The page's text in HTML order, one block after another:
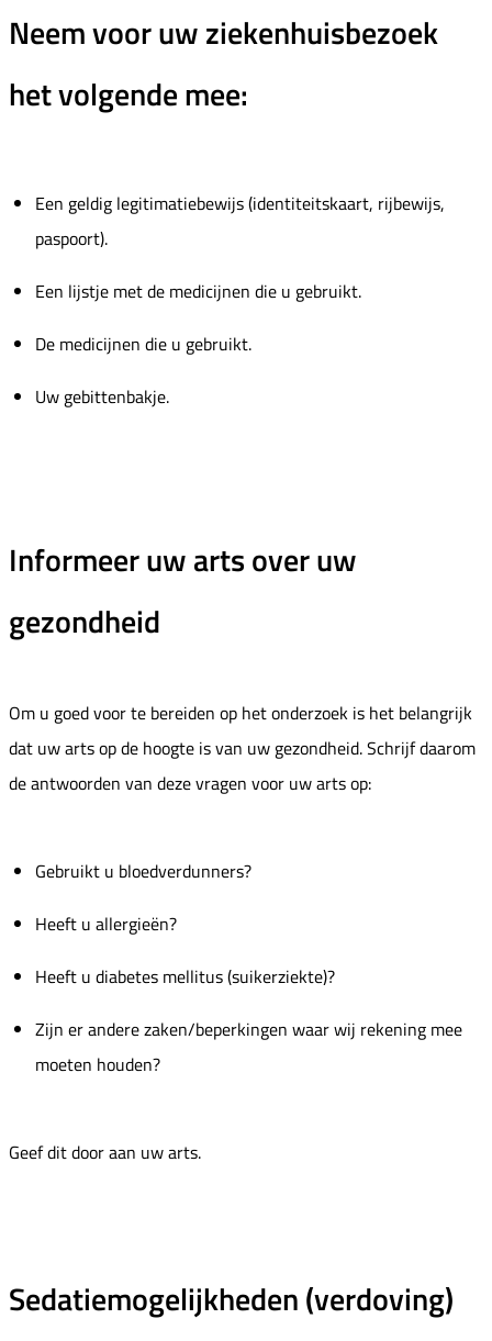
Neem voor uw ziekenhuisbezoek
het volgende mee:
Een geldig legitimatiebewijs (identiteitskaart, rijbewijs,
paspoort).
Een lijstje met de medicijnen die u gebruikt.
De medicijnen die u gebruikt.
Uw gebittenbakje.
Informeer uw arts over uw
gezondheid
Om u goed voor te bereiden op het onderzoek is het belangrijk
dat uw arts op de hoogte is van uw gezondheid. Schrijf daarom
de antwoorden van deze vragen voor uw arts op:
Gebruikt u bloedverdunners?
Heeft u allergieën?
Heeft u diabetes mellitus (suikerziekte)?
Zijn er andere zaken/beperkingen waar wij rekening mee
moeten houden?
Geef dit door aan uw arts.
Sedatiemogelijkheden (verdoving)